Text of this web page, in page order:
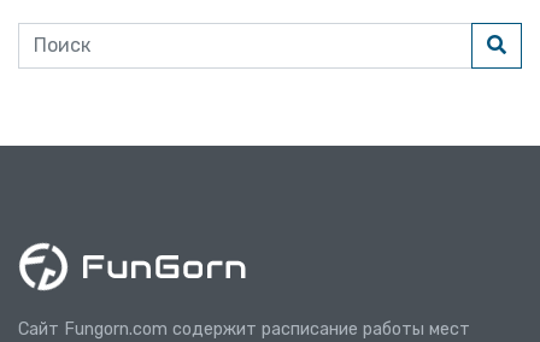
Сайт Fungorn.com содержит расписание работы мест